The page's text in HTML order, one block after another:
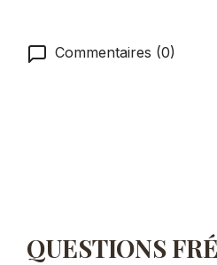
Commentaires (0)
QUESTIONS